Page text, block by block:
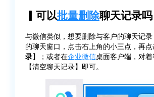
▎可以批量删除聊天记录吗
与微信类似，想要删除与客户的聊天记
的聊天窗口，点击右上角的小三点，再点
录】；或者在企业微信桌面客户端，对
【清空聊天记录】即可。